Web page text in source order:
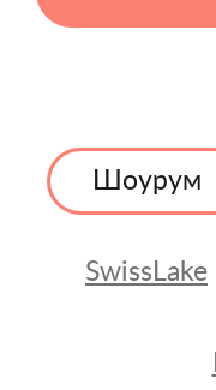
Шоурум
SwissLake